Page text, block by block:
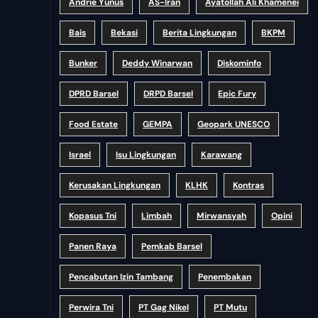
Bais Bekasi Berita Lingkungan BKPM
Bunker Deddy Winarwan Diskominfo
DPRD Barsel DRPD Barsel Epic Fury
Food Estate GEMPA Geopark UNESCO
Israel Isu Lingkungan Karawang
Kerusakan Lingkungan KLHK Kontras
Kopasus Tni Limbah Mirwansyah Opini
Panen Raya Pemkab Barsel
Pencabutan Izin Tambang Penembakan
Perwira Tni PT Gag Nikel PT Mutu